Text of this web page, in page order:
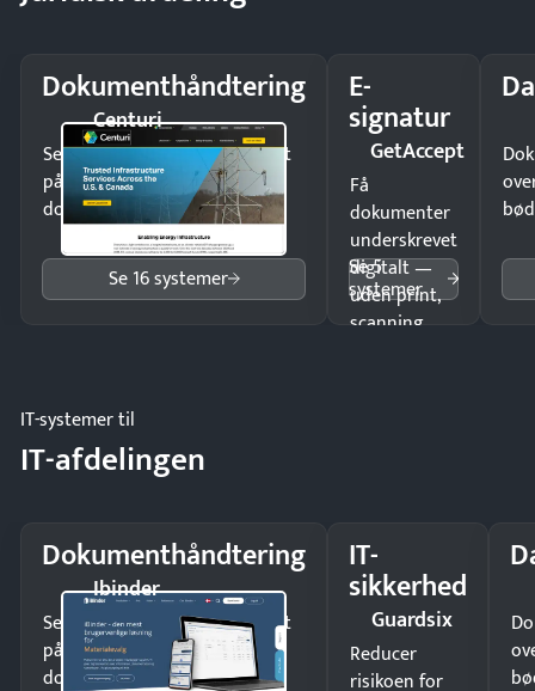
Dokumenthåndtering
Centuri
Send kontrakter til underskrift
på minutter og mist ingen
dokumenter.
Se 16 systemer
E-
signatur
GetAccept
Få
dokumenter
underskrevet
digitalt —
uden print,
scanning
Se 5
systemer
IT-systemer til
IT-afdelingen
Dokumenthåndtering
Ibinder
Send kontrakter til underskrift
på minutter og mist ingen
dokumenter.
IT-
sikkerhed
Guardsix
Reducer
risikoen for